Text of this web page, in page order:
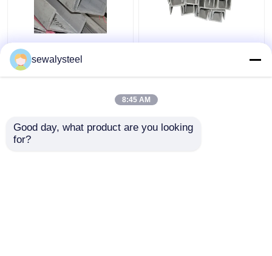
410 430 904L 409L
310s Profil en acier
inoxydable
304 304l 316 316l
sewalysteel
8:45 AM
Good day, what product are you looking
for?